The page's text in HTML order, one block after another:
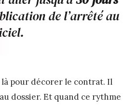
de l’arrêté au
là pour décorer le contrat. Il
dossier. Et quand ce rythme